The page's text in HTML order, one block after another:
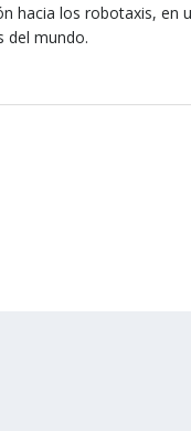
hacia los robotaxis, en
del mundo.